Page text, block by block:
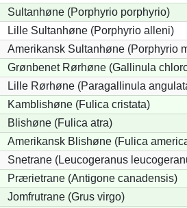
Sultanhøne (Porphyrio porphyrio)
Lille Sultanhøne (Porphyrio alleni)
Amerikansk Sultanhøne (Porphyrio
Grønbenet Rørhøne (Gallinula
Lille Rørhøne (Paragallinula
Kamblishøne (Fulica cristata)
Blishøne (Fulica atra)
Amerikansk Blishøne (Fulica
Snetrane (Leucogeranus
Prærietrane (Antigone canadensis)
Jomfrutrane (Grus virgo)